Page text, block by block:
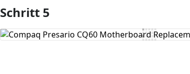
Kommentar hinzufügen
Schritt 5